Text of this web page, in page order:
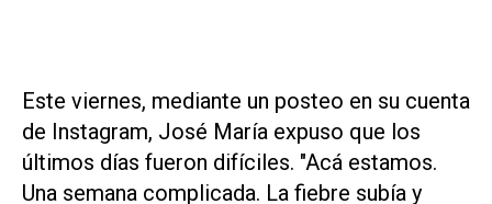
Este viernes, mediante un posteo en su cuenta
de Instagram, José María expuso que los
últimos días fueron difíciles. "Acá estamos.
Una semana complicada. La fiebre subía y